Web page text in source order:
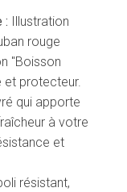
: Illustration
rouge
"Boisson
et protecteur.
qui apporte
à votre
et
résistant,